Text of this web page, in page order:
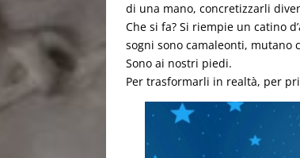
di una mano, concretizzarli
Che si fa? Si riempie un catino
sogni sono camaleonti, mutano
Sono ai nostri piedi.
Per trasformarli in realtà, per